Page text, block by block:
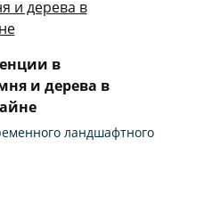
в
и дерева в
ландшафтного